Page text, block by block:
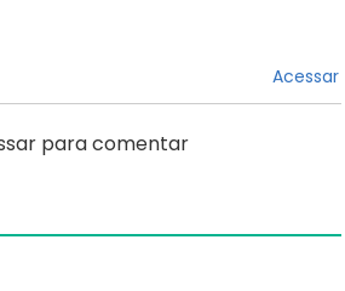
Acessar
para comentar